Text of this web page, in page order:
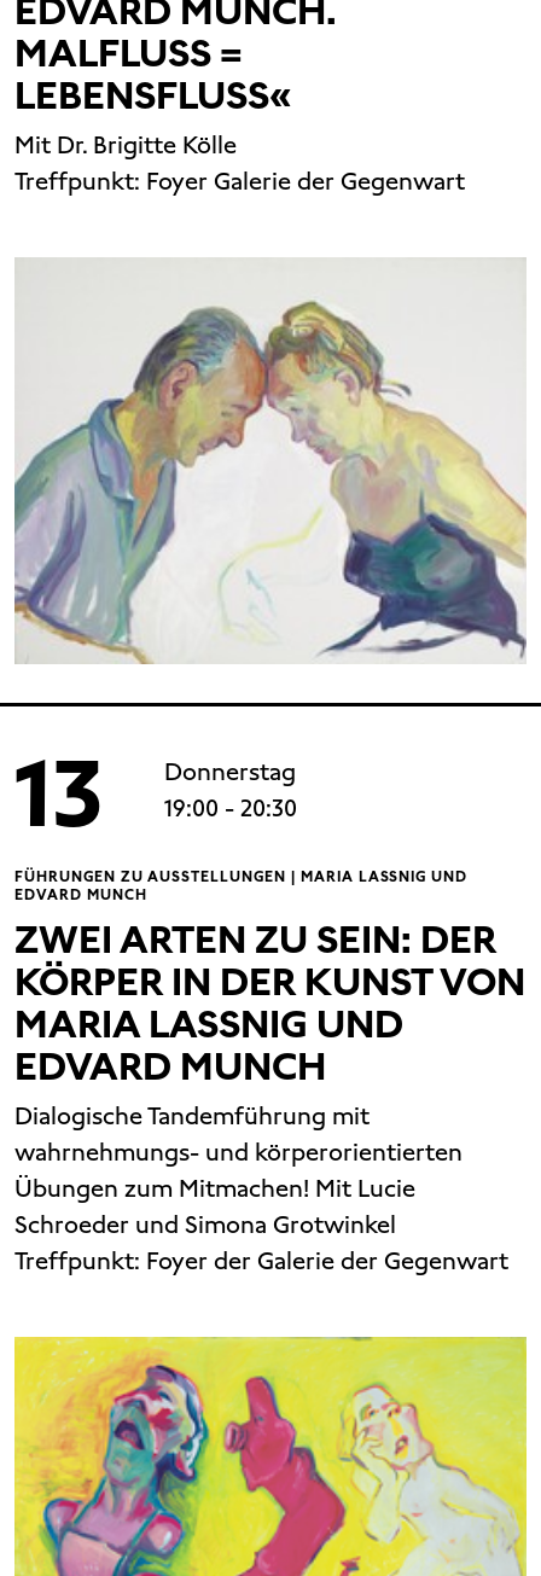
EDVARD MUNCH.
MALFLUSS =
LEBENSFLUSS«
Mit Dr. Brigitte Kölle
Treffpunkt: Foyer Galerie der Gegenwart
13
Donnerstag
19:00 - 20:30
FÜHRUNGEN ZU AUSSTELLUNGEN | MARIA LASSNIG UND
EDVARD MUNCH
ZWEI ARTEN ZU SEIN: DER
KÖRPER IN DER KUNST VON
MARIA LASSNIG UND
EDVARD MUNCH
Dialogische Tandemführung mit
wahrnehmungs- und körperorientierten
Übungen zum Mitmachen! Mit Lucie
Schroeder und Simona Grotwinkel
Treffpunkt: Foyer der Galerie der Gegenwart